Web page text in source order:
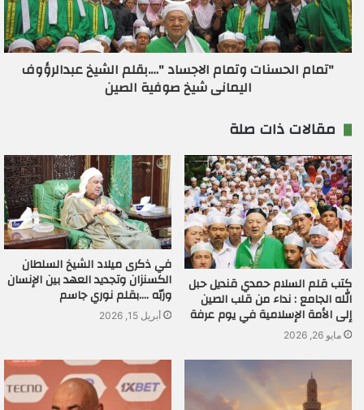
"تمام الحسنات وتمام الاجساد "….بقلم الشيخ عبدالرؤوف
اليمانى شيخ صوفية الصين
مقالات ذات صلة
كتب قلم السلام حمدي قنديل حبل
الله الجامع : نداء من قلب الصين
إلى الأمة الإسلامية في يوم عرفة
مايو 26, 2026
في ذكرى ميلاد الشيخ السلطان
الكسنزان وتجديد العهد بين الإنسان
وربّه ….بقلم نوري جاسم
أبريل 15, 2026